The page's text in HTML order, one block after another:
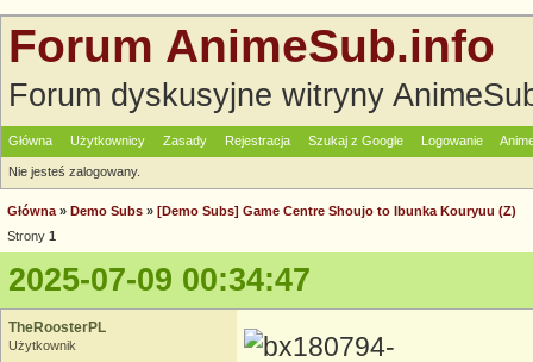
Forum AnimeSub.info
Forum dyskusyjne witryny
Główna Użytkownicy Zasady Rejestracja Szukaj z Google Logowanie
Nie jesteś zalogowany.
Główna » Demo Subs » [Demo Subs] Game Centre Shoujo to Ibunka Kouryuu (Z)
Strony 1
2025-07-09 00:34:47
TheRoosterPL
Użytkownik